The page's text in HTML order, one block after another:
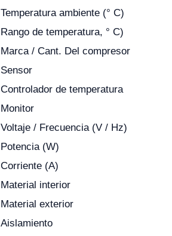
Temperatura ambiente (° C)
Rango de temperatura, ° C)
Marca / Cant. Del compresor
Sensor
Controlador de temperatura
Monitor
Voltaje / Frecuencia (V / Hz)
Potencia (W)
Corriente (A)
Material interior
Material exterior
Aislamiento